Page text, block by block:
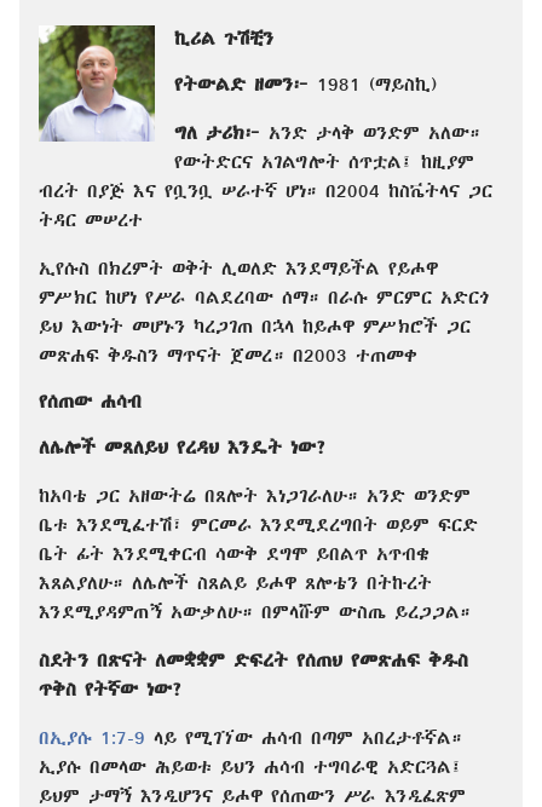
ኪሪል ጉሽቺን
የትውልድ ዘመን፦ 1981 (ማይስኪ)
ግለ ታሪክ፦ አንድ ታላቅ ወንድም አለው።
የውትድርና አገልግሎት ሰጥቷል፤ ከዚያም
ብረት በያጅ እና የቧንቧ ሠራተኛ ሆነ። በ2004 ከስቬትላና ጋር
ትዳር መሠረተ
ኢየሱስ በክረምት ወቅት ሊወለድ እንደማይችል የይሖዋ
ምሥክር ከሆነ የሥራ ባልደረባው ሰማ። በራሱ ምርምር አድርጎ
ይህ እውነት መሆኑን ካረጋገጠ በኋላ ከይሖዋ ምሥክሮች ጋር
መጽሐፍ ቅዱስን ማጥናት ጀመረ። በ2003 ተጠመቀ
የሰጠው ሐሳብ
ለሌሎች መጸለይህ የረዳህ እንዴት ነው?
ከአባቴ ጋር አዘውትሬ በጸሎት እነጋገራለሁ። አንድ ወንድም
ቤቱ እንደሚፈተሽ፣ ምርመራ እንደሚደረግበት ወይም ፍርድ
ቤት ፊት እንደሚቀርብ ሳውቅ ደግሞ ይበልጥ አጥብቄ
እጸልያለሁ። ለሌሎች ስጸልይ ይሖዋ ጸሎቴን በትኩረት
እንደሚያዳምጠኝ አውቃለሁ። በምላሹም ውስጤ ይረጋጋል።
ስደትን በጽናት ለመቋቋም ድፍረት የሰጠህ የመጽሐፍ ቅዱስ
ጥቅስ የትኛው ነው?
በኢያሱ 1:7-9 ላይ የሚገኘው ሐሳብ በጣም አበረታቶኛል።
ኢያሱ በመላው ሕይወቱ ይህን ሐሳብ ተግባራዊ አድርጓል፤
ይህም ታማኝ እንዲሆንና ይሖዋ የሰጠውን ሥራ እንዲፈጽም